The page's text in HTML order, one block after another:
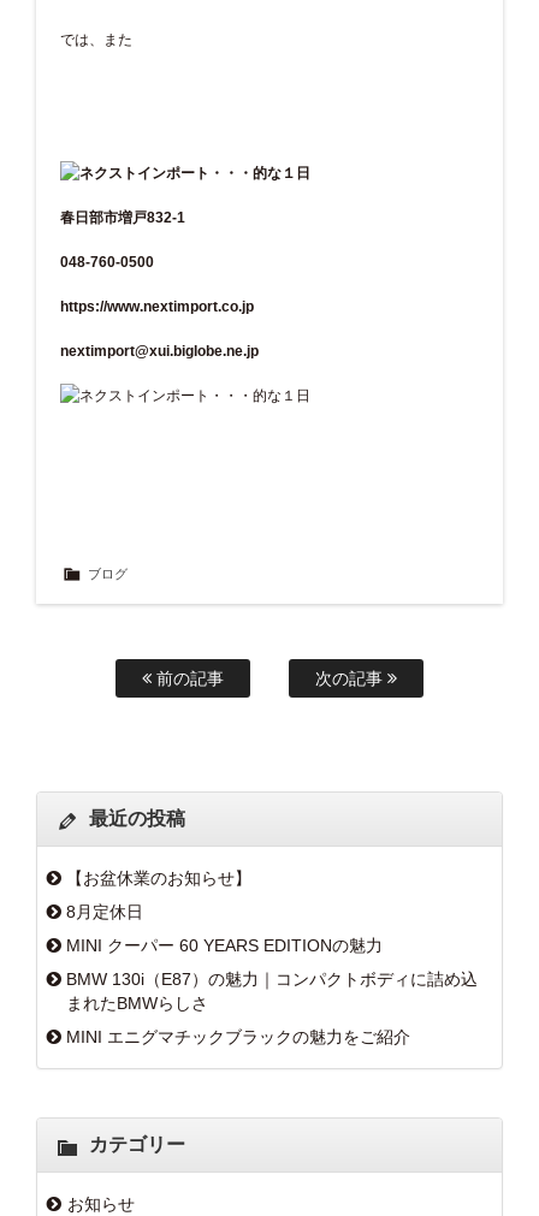
では、また
春日部市増戸832-1
048-760-0500
https://www.nextimport.co.jp
nextimport@xui.biglobe.ne.jp
ブログ
前の記事 次の記事
最近の投稿
【お盆休業のお知らせ】
8月定休日
MINI クーパー 60 YEARS EDITIONの魅力
BMW 130i（E87）の魅力｜コンパクトボディに詰め込
まれたBMWらしさ
MINI エニグマチックブラックの魅力をご紹介
カテゴリー
お知らせ